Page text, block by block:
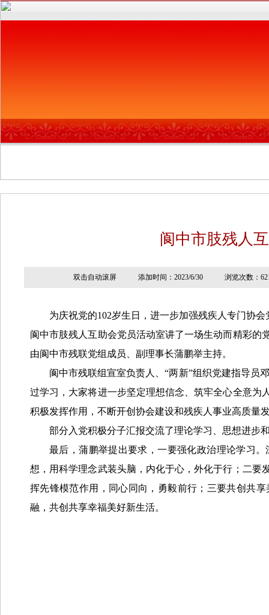
阆中市肢残人
双击自动滚屏 添加时间：2023/6/30 浏览次数
为庆祝党的102岁生日，进一步加强残疾人专门协
阆中市肢残人互助会党员活动室讲了一场生动而精彩
由阆中市残联党组成员、副理事长蒲鹏举主持。
阆中市残联组宣室负责人、“两新”组织党建指导员
过学习，大家将进一步坚定理想信念、筑牢全心全意为
积极发挥作用，不断开创协会建设和残疾人事业高质量
部分入党积极分子汇报交流了理论学习、思想进步
最后，蒲鹏举提出要求，一要强化政治理论学习
想，用科学理念武装头脑，内化于心，外化于行；二要
挥先锋模范作用，同心同向，勇毅前行；三要共创共
融，共创共享幸福美好新生活。